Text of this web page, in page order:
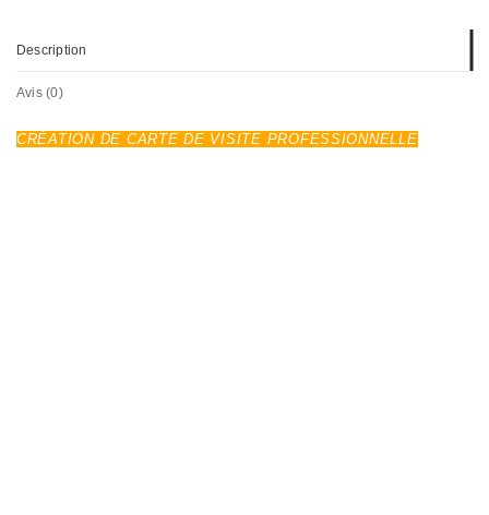
Description
Avis (0)
CRÉATION DE CARTE DE VISITE PROFESSIONNELLE